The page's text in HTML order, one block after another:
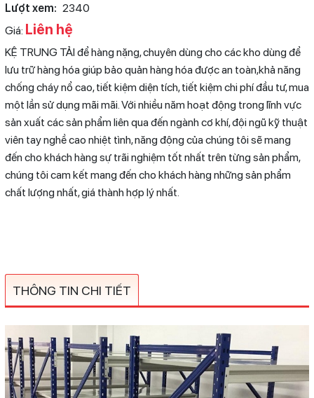
Lượt xem: 2340
Giá: Liên hệ
KỆ TRUNG TẢI để hàng nặng, chuyên dùng cho các kho dùng để
lưu trữ hàng hóa giúp bảo quản hàng hóa được an toàn,khả năng
chống cháy nổ cao, tiết kiệm diện tích, tiết kiệm chi phí đầu tư, mua
một lần sử dụng mãi mãi. Với nhiều năm hoạt động trong lĩnh vực
sản xuất các sản phẩm liên qua đến ngành cơ khí, đội ngũ kỹ thuật
viên tay nghề cao nhiệt tình, năng động của chúng tôi sẽ mang
đến cho khách hàng sự trãi nghiệm tốt nhất trên từng sản phẩm,
chúng tôi cam kết mang đến cho khách hàng những sản phẩm
chất lượng nhất, giá thành hợp lý nhất.
THÔNG TIN CHI TIẾT